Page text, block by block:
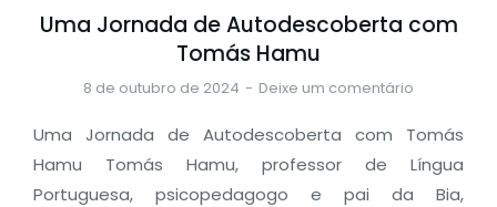
Uma Jornada de Autodescoberta com
Tomás Hamu
8 de outubro de 2024 Deixe um comentário
Uma Jornada de Autodescoberta com Tomás
Hamu Tomás Hamu, professor de Língua
Portuguesa, psicopedagogo e pai da Bia,